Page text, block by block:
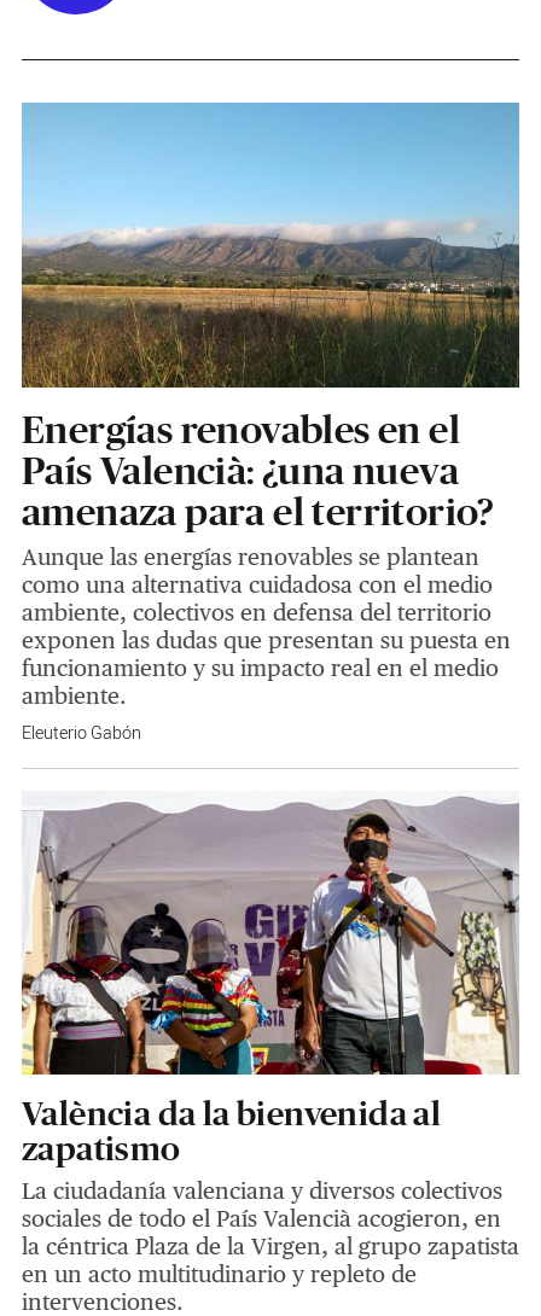
Energías renovables en el
País Valencià: ¿una nueva
amenaza para el territorio?
Aunque las energías renovables se plantean
como una alternativa cuidadosa con el medio
ambiente, colectivos en defensa del territorio
exponen las dudas que presentan su puesta en
funcionamiento y su impacto real en el medio
ambiente.
Eleuterio Gabón
València da la bienvenida al
zapatismo
La ciudadanía valenciana y diversos colectivos
sociales de todo el País Valencià acogieron, en
la céntrica Plaza de la Virgen, al grupo zapatista
en un acto multitudinario y repleto de
intervenciones.